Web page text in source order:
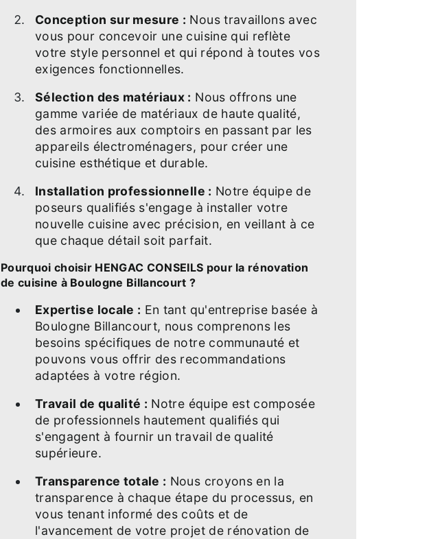
Conception sur mesure : Nous travaillons avec
vous pour concevoir une cuisine qui reflète
votre style personnel et qui répond à toutes vos
exigences fonctionnelles.
Sélection des matériaux : Nous offrons une
gamme variée de matériaux de haute qualité,
des armoires aux comptoirs en passant par les
appareils électroménagers, pour créer une
cuisine esthétique et durable.
Installation professionnelle : Notre équipe de
poseurs qualifiés s'engage à installer votre
nouvelle cuisine avec précision, en veillant à ce
que chaque détail soit parfait.
Pourquoi choisir HENGAC CONSEILS pour la rénovation
de cuisine à Boulogne Billancourt ?
Expertise locale : En tant qu'entreprise basée à
Boulogne Billancourt, nous comprenons les
besoins spécifiques de notre communauté et
pouvons vous offrir des recommandations
adaptées à votre région.
Travail de qualité : Notre équipe est composée
de professionnels hautement qualifiés qui
s'engagent à fournir un travail de qualité
supérieure.
Transparence totale : Nous croyons en la
transparence à chaque étape du processus, en
vous tenant informé des coûts et de
l'avancement de votre projet de rénovation de